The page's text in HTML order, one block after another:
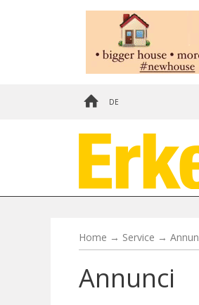
DE
Home → Service →
Annunci